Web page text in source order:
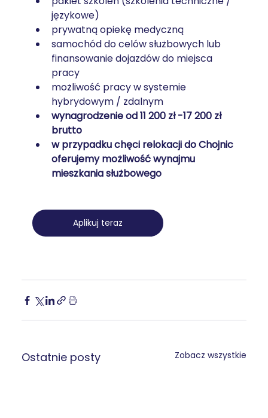
językowe)
prywatną opiekę medyczną
samochód do celów służbowych lub
finansowanie dojazdów do miejsca
pracy
możliwość pracy w systemie
hybrydowym / zdalnym
wynagrodzenie od 11 200 zł -17 200 zł
brutto
w przypadku chęci relokacji do Chojnic
oferujemy możliwość wynajmu
mieszkania służbowego
Aplikuj teraz
Ostatnie posty Zobacz wszystkie